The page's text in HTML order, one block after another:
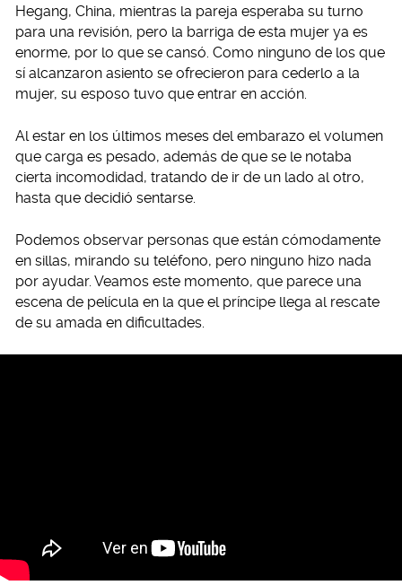
Hegang, China, mientras la pareja esperaba su turno
para una revisión, pero la barriga de esta mujer ya es
enorme, por lo que se cansó. Como ninguno de los que
sí alcanzaron asiento se ofrecieron para cederlo a la
mujer, su esposo tuvo que entrar en acción.
Al estar en los últimos meses del embarazo el volumen
que carga es pesado, además de que se le notaba
cierta incomodidad, tratando de ir de un lado al otro,
hasta que decidió sentarse.
Podemos observar personas que están cómodamente
en sillas, mirando su teléfono, pero ninguno hizo nada
por ayudar. Veamos este momento, que parece una
escena de película en la que el príncipe llega al rescate
de su amada en dificultades.